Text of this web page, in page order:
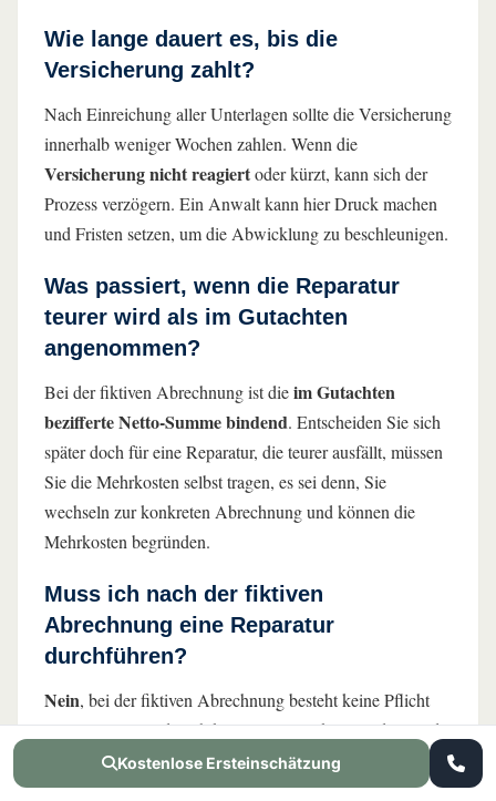
Wie lange dauert es, bis die
Versicherung zahlt?
Nach Einreichung aller Unterlagen sollte die Versicherung
innerhalb weniger Wochen zahlen. Wenn die
Versicherung nicht reagiertoder kürzt, kann sich der
Prozess verzögern. Ein Anwalt kann hier Druck machen
und Fristen setzen, um die Abwicklung zu beschleunigen.
Was passiert, wenn die Reparatur
teurer wird als im Gutachten
angenommen?
Bei der fiktiven Abrechnung ist dieim Gutachten
bezifferte Netto-Summe bindend. Entscheiden Sie sich
später doch für eine Reparatur, die teurer ausfällt, müssen
Sie die Mehrkosten selbst tragen, es sei denn, Sie
wechseln zur konkreten Abrechnung und können die
Mehrkosten begründen.
Muss ich nach der fiktiven
Abrechnung eine Reparatur
durchführen?
Nein, bei der fiktiven Abrechnung besteht keine Pflicht
zur Reparatur und auch keine Frist. Sie können das Geld
frei verwenden oder Ihr Fahrzeug unrepariert lassen.
Kostenlose Ersteinschätzung